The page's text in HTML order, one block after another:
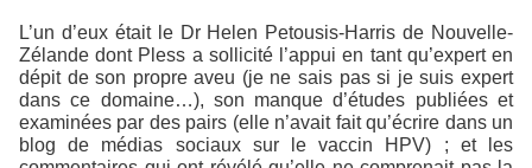
L’un d’eux était le Dr Helen Petousis-Harris de Nouvelle-
Zélande dont Pless a sollicité l’appui en tant qu’expert en
dépit de son propre aveu (je ne sais pas si je suis expert
dans ce domaine…), son manque d’études publiées et
examinées par des pairs (elle n’avait fait qu’écrire dans un
blog de médias sociaux sur le vaccin HPV) ; et les